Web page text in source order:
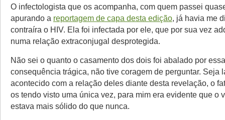
O infectologista que os acompanha, com quem passei
apurando a reportagem de capa desta edição, já havia me
contraíra o HIV. Ela foi infectada por ele, que por sua vez
numa relação extraconjugal desprotegida.
Não sei o quanto o casamento dos dois foi abalado por
consequência trágica, não tive coragem de perguntar. Seja
acontecido com a relação deles diante desta revelação, o
os tendo visto uma única vez, para mim era evidente que o
estava mais sólido do que nunca.